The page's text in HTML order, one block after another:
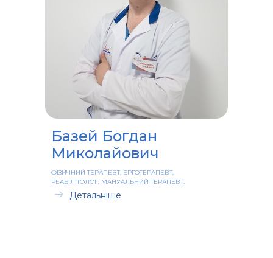
Базей Богдан
Миколайович
ФІЗИЧНИЙ ТЕРАПЕВТ, ЕРГОТЕРАПЕВТ,
РЕАБІЛІТОЛОГ, МАНУАЛЬНИЙ ТЕРАПЕВТ.
Детальніше